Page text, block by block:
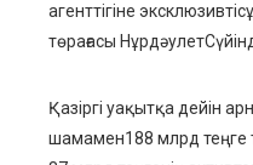
агенттігіне
төрағасы
Қазіргі уақытқа дейін
шамамен188 млрд теңге